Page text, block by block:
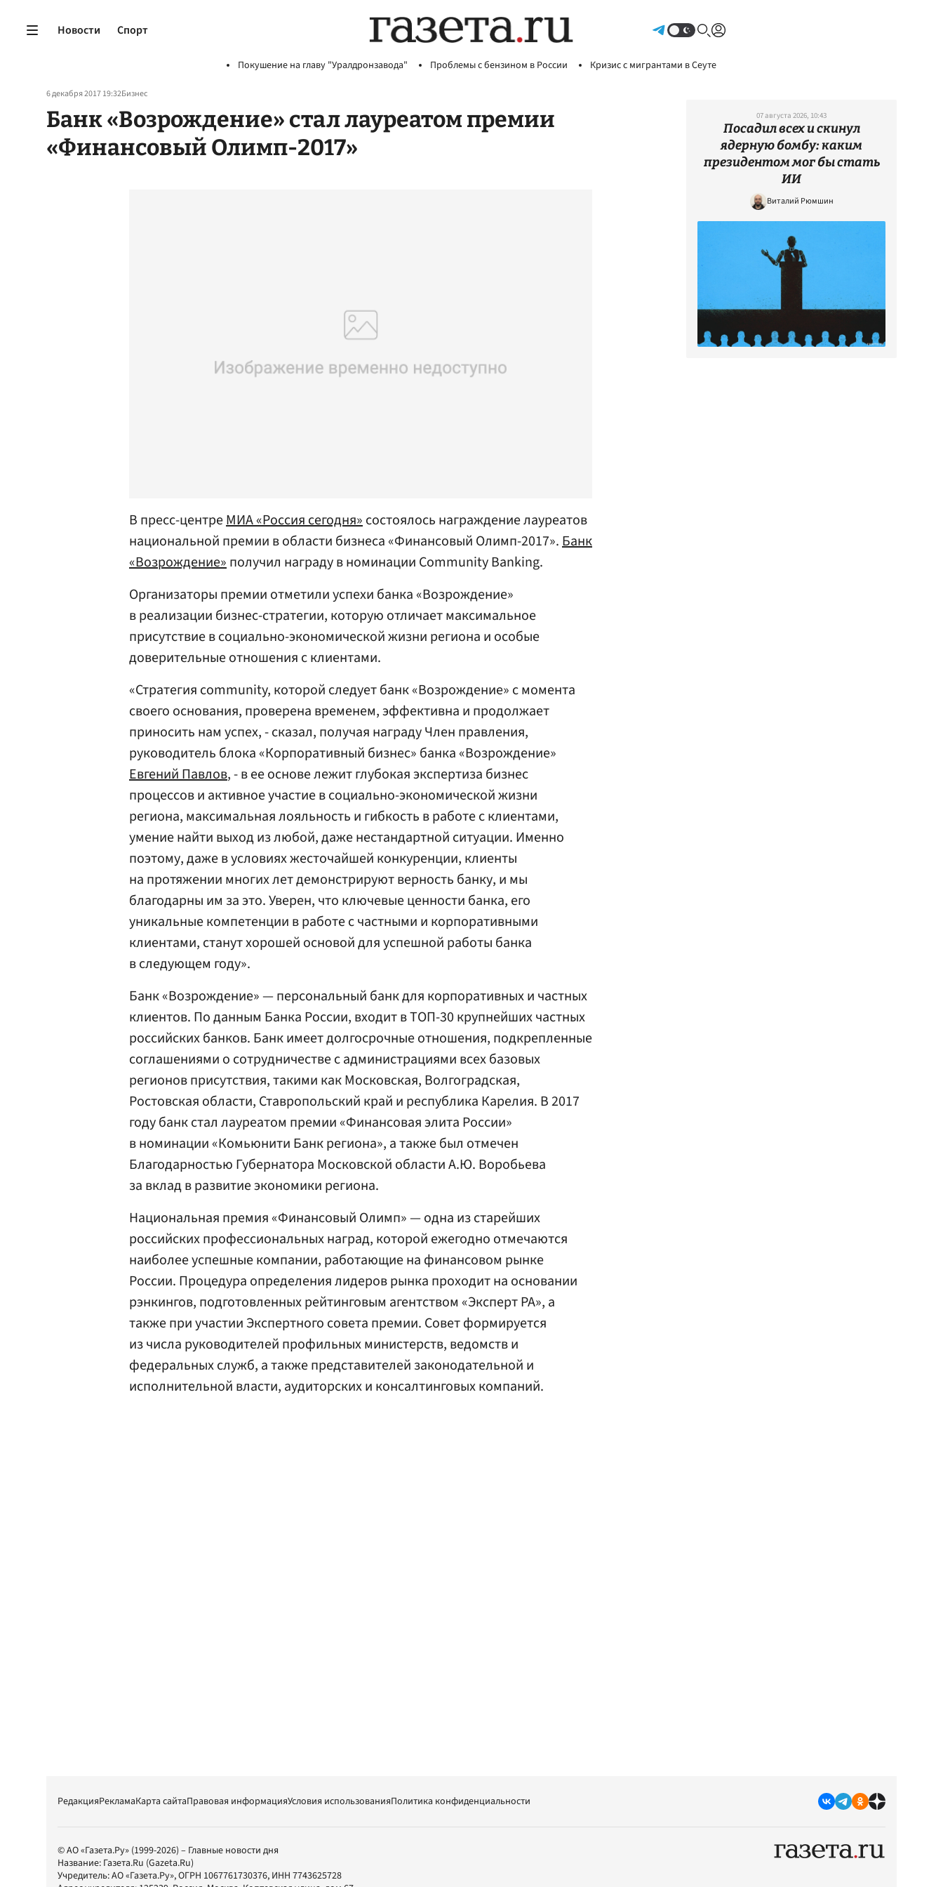
Новости Спорт
Покушение на главу "Уралдронзавода" Проблемы с бензином в России Кризис с мигрантами в Сеуте
6 декабря 2017 19:32Бизнес
Банк «Возрождение» стал лауреатом премии
«Финансовый Олимп-2017»
В пресс-центреМИА «Россия сегодня»состоялось награждение лауреатов
национальной премии в области бизнеса «Финансовый Олимп-2017».Банк
«Возрождение»получил награду в номинации Community Banking.
Организаторы премии отметили успехи банка «Возрождение»
в реализации бизнес-стратегии, которую отличает максимальное
присутствие в социально-экономической жизни региона и особые
доверительные отношения с клиентами.
«Стратегия community, которой следует банк «Возрождение» с момента
своего основания, проверена временем, эффективна и продолжает
приносить нам успех, - сказал, получая награду Член правления,
руководитель блока «Корпоративный бизнес» банка «Возрождение»
Евгений Павлов, - в ее основе лежит глубокая экспертиза бизнес
процессов и активное участие в социально-экономической жизни
региона, максимальная лояльность и гибкость в работе с клиентами,
умение найти выход из любой, даже нестандартной ситуации. Именно
поэтому, даже в условиях жесточайшей конкуренции, клиенты
на протяжении многих лет демонстрируют верность банку, и мы
благодарны им за это. Уверен, что ключевые ценности банка, его
уникальные компетенции в работе с частными и корпоративными
клиентами, станут хорошей основой для успешной работы банка
в следующем году».
Банк «Возрождение» — персональный банк для корпоративных и частных
клиентов. По данным Банка России, входит в ТОП-30 крупнейших частных
российских банков. Банк имеет долгосрочные отношения, подкрепленные
соглашениями о сотрудничестве с администрациями всех базовых
регионов присутствия, такими как Московская, Волгоградская,
Ростовская области, Ставропольский край и республика Карелия. В 2017
году банк стал лауреатом премии «Финансовая элита России»
в номинации «Комьюнити Банк региона», а также был отмечен
Благодарностью Губернатора Московской области А.Ю. Воробьева
за вклад в развитие экономики региона.
Национальная премия «Финансовый Олимп» — одна из старейших
российских профессиональных наград, которой ежегодно отмечаются
наиболее успешные компании, работающие на финансовом рынке
России. Процедура определения лидеров рынка проходит на основании
рэнкингов, подготовленных рейтинговым агентством «Эксперт РА», а
также при участии Экспертного совета премии. Совет формируется
из числа руководителей профильных министерств, ведомств и
федеральных служб, а также представителей законодательной и
исполнительной власти, аудиторских и консалтинговых компаний.
07 августа 2026, 10:43
Посадил всех и скинул
ядерную бомбу: каким
президентом мог бы стать
ИИ
Виталий Рюмшин
РедакцияРекламаКарта сайтаПравовая информацияУсловия использованияПолитика конфиденциальности
© АО «Газета.Ру» (1999-2026) – Главные новости дня
Название: Газета.Ru (Gazeta.Ru)
Учредитель:АО «Газета.Ру», ОГРН 1067761730376, ИНН 7743625728